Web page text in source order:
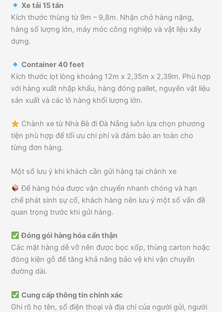
Xe tải 15 tấn
Kích thước thùng từ 9m – 9,8m. Nhận chở hàng nặng,
hàng số lượng lớn, máy móc công nghiệp và vật liệu xây
dựng.
Container 40 feet
Kích thước lọt lòng khoảng 12m x 2,35m x 2,39m. Phù hợp
với hàng xuất nhập khẩu, hàng đóng pallet, nguyên vật liệu
sản xuất và các lô hàng khối lượng lớn.
Chành xe từ Nhà Bè đi Đà Nẵng luôn lựa chọn phương
tiện phù hợp để tối ưu chi phí và đảm bảo an toàn cho
từng đơn hàng.
Một số lưu ý khi khách cần gửi hàng tại chành xe
Để hàng hóa được vận chuyển nhanh chóng và hạn
chế phát sinh sự cố, khách hàng nên lưu ý một số vấn đề
quan trọng trước khi gửi hàng.
Đóng gói hàng hóa cẩn thận
Các mặt hàng dễ vỡ nên được bọc xốp, thùng carton hoặc
đóng kiện gỗ để tăng khả năng bảo vệ khi vận chuyển
đường dài.
Cung cấp thông tin chính xác
Ghi rõ họ tên, số điện thoại và địa chỉ của người gửi, người